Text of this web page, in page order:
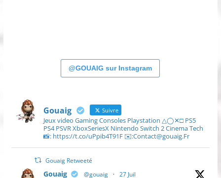
@GOUAIG sur Instagram
Gouaig Suivre
Jeux video Gaming Consoles Playstation △◯✕□ PS5
PS4 PSVR XboxSeriesX Nintendo Switch 2 Cinema Tech
📸: https://t.co/uPpib4T91F ✉️:Contact@gouaig.Fr
Gouaig Retweeté
Gouaig @gouaig · 27 Juil